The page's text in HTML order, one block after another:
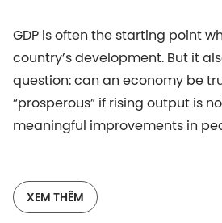
GDP is often the starting point
country’s development. But it
question: can an economy be
“prosperous” if rising output is
meaningful improvements in
Innovators podcast (English
Warrick Cleine MBE, Chairman &
XEM THÊM